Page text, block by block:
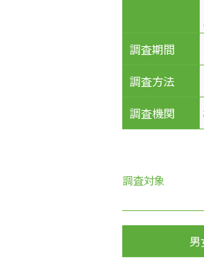
調査期間
調査方法
調査機関
調査対象